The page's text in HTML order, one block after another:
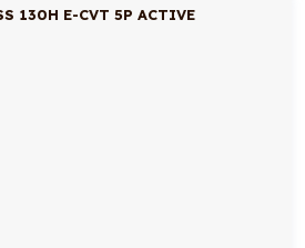
130H E-CVT 5P ACTIVE